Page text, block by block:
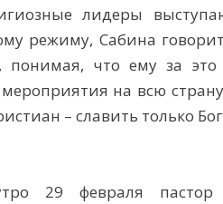
лидеры
режиму, Сабина
понимая, что ему за
на всю
– славить только
29 февраля пастор